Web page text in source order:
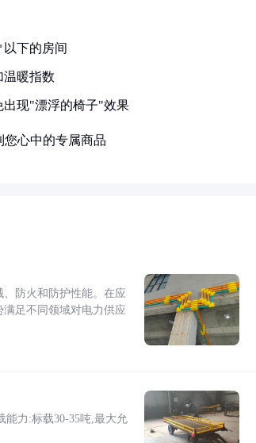
以下的房间
温暖指数
出现"漂浮的椅子"效果
心中的专属商品
防火和防护性能。在应
足不同领域对电力供应
能力:标载30-35吨,最大允